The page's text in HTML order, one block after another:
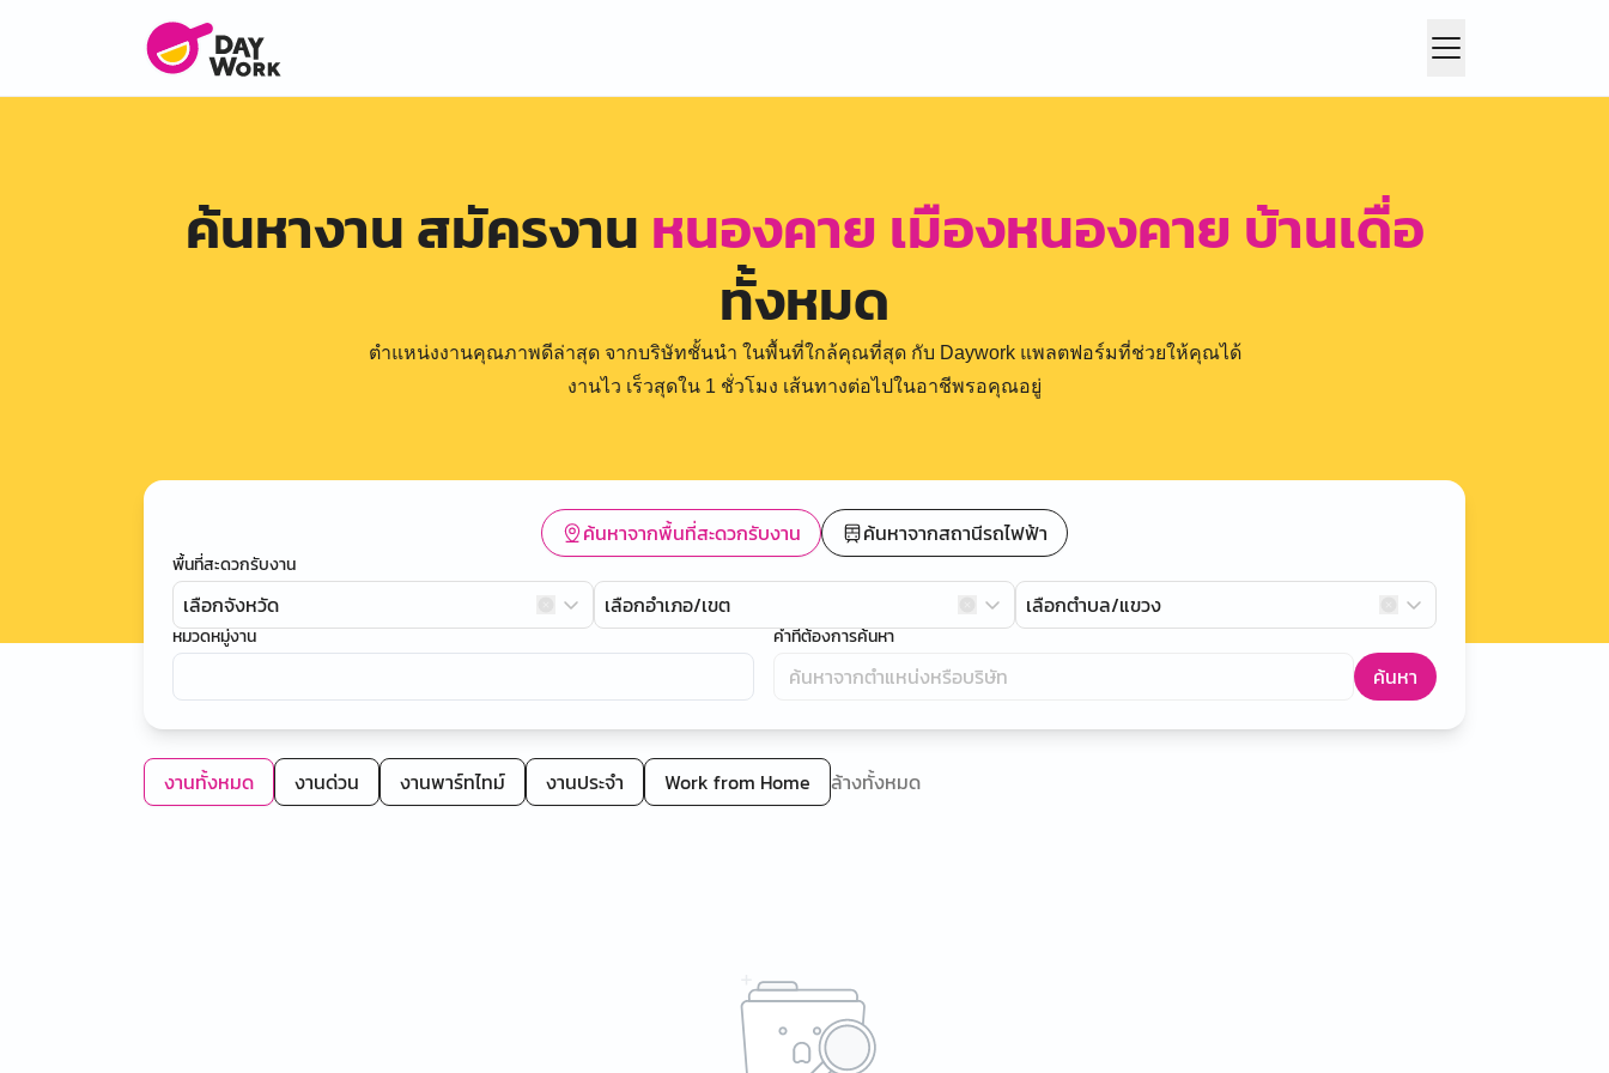
ค้นหางาน สมัครงาน หนองคาย เมืองหนองคาย บ้านเดื่อ
ทั้งหมด
ตำแหน่งงานคุณภาพดีล่าสุด จากบริษัทชั้นนำ ในพื้นที่ใกล้คุณที่สุด กับ Daywork แพลตฟอร์มที่ช่วยให้คุณได้
งานไว เร็วสุดใน 1 ชั่วโมง เส้นทางต่อไปในอาชีพรอคุณอยู่
ค้นหาจากพื้นที่สะดวกรับงาน ค้นหาจากสถานีรถไฟฟ้า
พื้นที่สะดวกรับงาน
เลือกจังหวัด เลือกอำเภอ/เขต เลือกตำบล/แขวง
หมวดหมู่งาน คำที่ต้องการค้นหา
ค้นหา
งานทั้งหมด งานด่วน งานพาร์ทไทม์ งานประจำ Work from Home ล้างทั้งหมด